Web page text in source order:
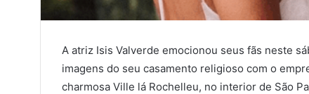
A atriz Isis Valverde emocionou seus fãs neste
imagens do seu casamento religioso com o
charmosa Ville lá Rochelleu, no interior de São